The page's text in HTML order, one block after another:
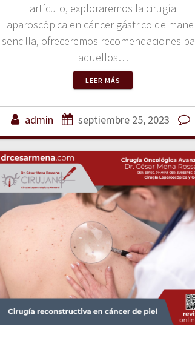
artículo, exploraremos la cirugía
laparoscópica en cáncer gástrico de
sencilla, ofreceremos recomendaciones
aquellos…
LEER MÁS
admin septiembre 25, 2023